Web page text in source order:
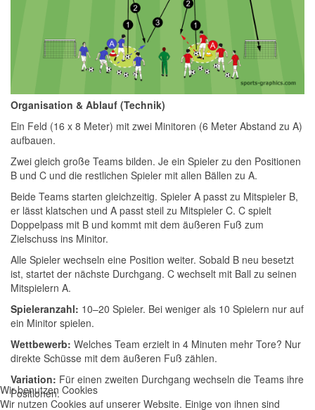
Organisation & Ablauf (Technik)
Ein Feld (16 x 8 Meter) mit zwei Minitoren (6 Meter Abstand zu A)
aufbauen.
Zwei gleich große Teams bilden. Je ein Spieler zu den Positionen
B und C und die restlichen Spieler mit allen Bällen zu A.
Beide Teams starten gleichzeitig. Spieler A passt zu Mitspieler B,
er lässt klatschen und A passt steil zu Mitspieler C. C spielt
Doppelpass mit B und kommt mit dem äußeren Fuß zum
Zielschuss ins Minitor.
Alle Spieler wechseln eine Position weiter. Sobald B neu besetzt
ist, startet der nächste Durchgang. C wechselt mit Ball zu seinen
Mitspielern A.
Spieleranzahl: 10–20 Spieler. Bei weniger als 10 Spielern nur auf
ein Minitor spielen.
Wettbewerb: Welches Team erzielt in 4 Minuten mehr Tore? Nur
direkte Schüsse mit dem äußeren Fuß zählen.
Variation: Für einen zweiten Durchgang wechseln die Teams ihre
Positionen.
Wir benutzen Cookies
Wir nutzen Cookies auf unserer Website. Einige von ihnen sind